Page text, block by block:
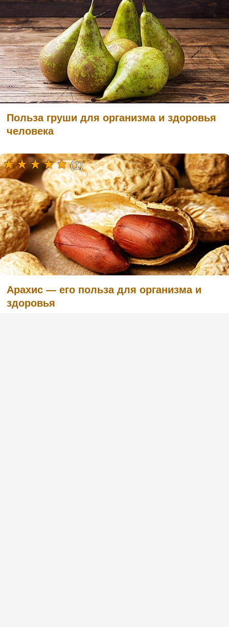
Польза груши для организма и здоровья
человека
Арахис — его польза для организма и
здоровья
(1)